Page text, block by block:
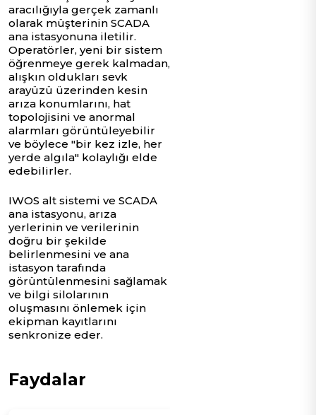
aracılığıyla gerçek zamanlı
olarak müşterinin SCADA
ana istasyonuna iletilir.
Operatörler, yeni bir sistem
öğrenmeye gerek kalmadan,
alışkın oldukları sevk
arayüzü üzerinden kesin
arıza konumlarını, hat
topolojisini ve anormal
alarmları görüntüleyebilir
ve böylece "bir kez izle, her
yerde algıla" kolaylığı elde
edebilirler.
IWOS alt sistemi ve SCADA
ana istasyonu, arıza
yerlerinin ve verilerinin
doğru bir şekilde
belirlenmesini ve ana
istasyon tarafında
görüntülenmesini sağlamak
ve bilgi silolarının
oluşmasını önlemek için
ekipman kayıtlarını
senkronize eder.
Faydalar